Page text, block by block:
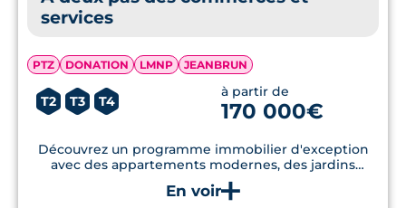
services
PTZ DONATION LMNP JEANBRUN
T2 T3 T4
à partir de
170 000€
Découvrez un programme immobilier d'exception
avec des appartements modernes, des jardins
privatifs et des prestations haut de gamme, à
seulement quelques minutes du centre-ville et des